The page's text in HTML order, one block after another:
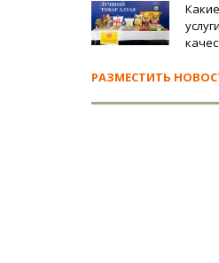
РАЗМЕСТИТЬ